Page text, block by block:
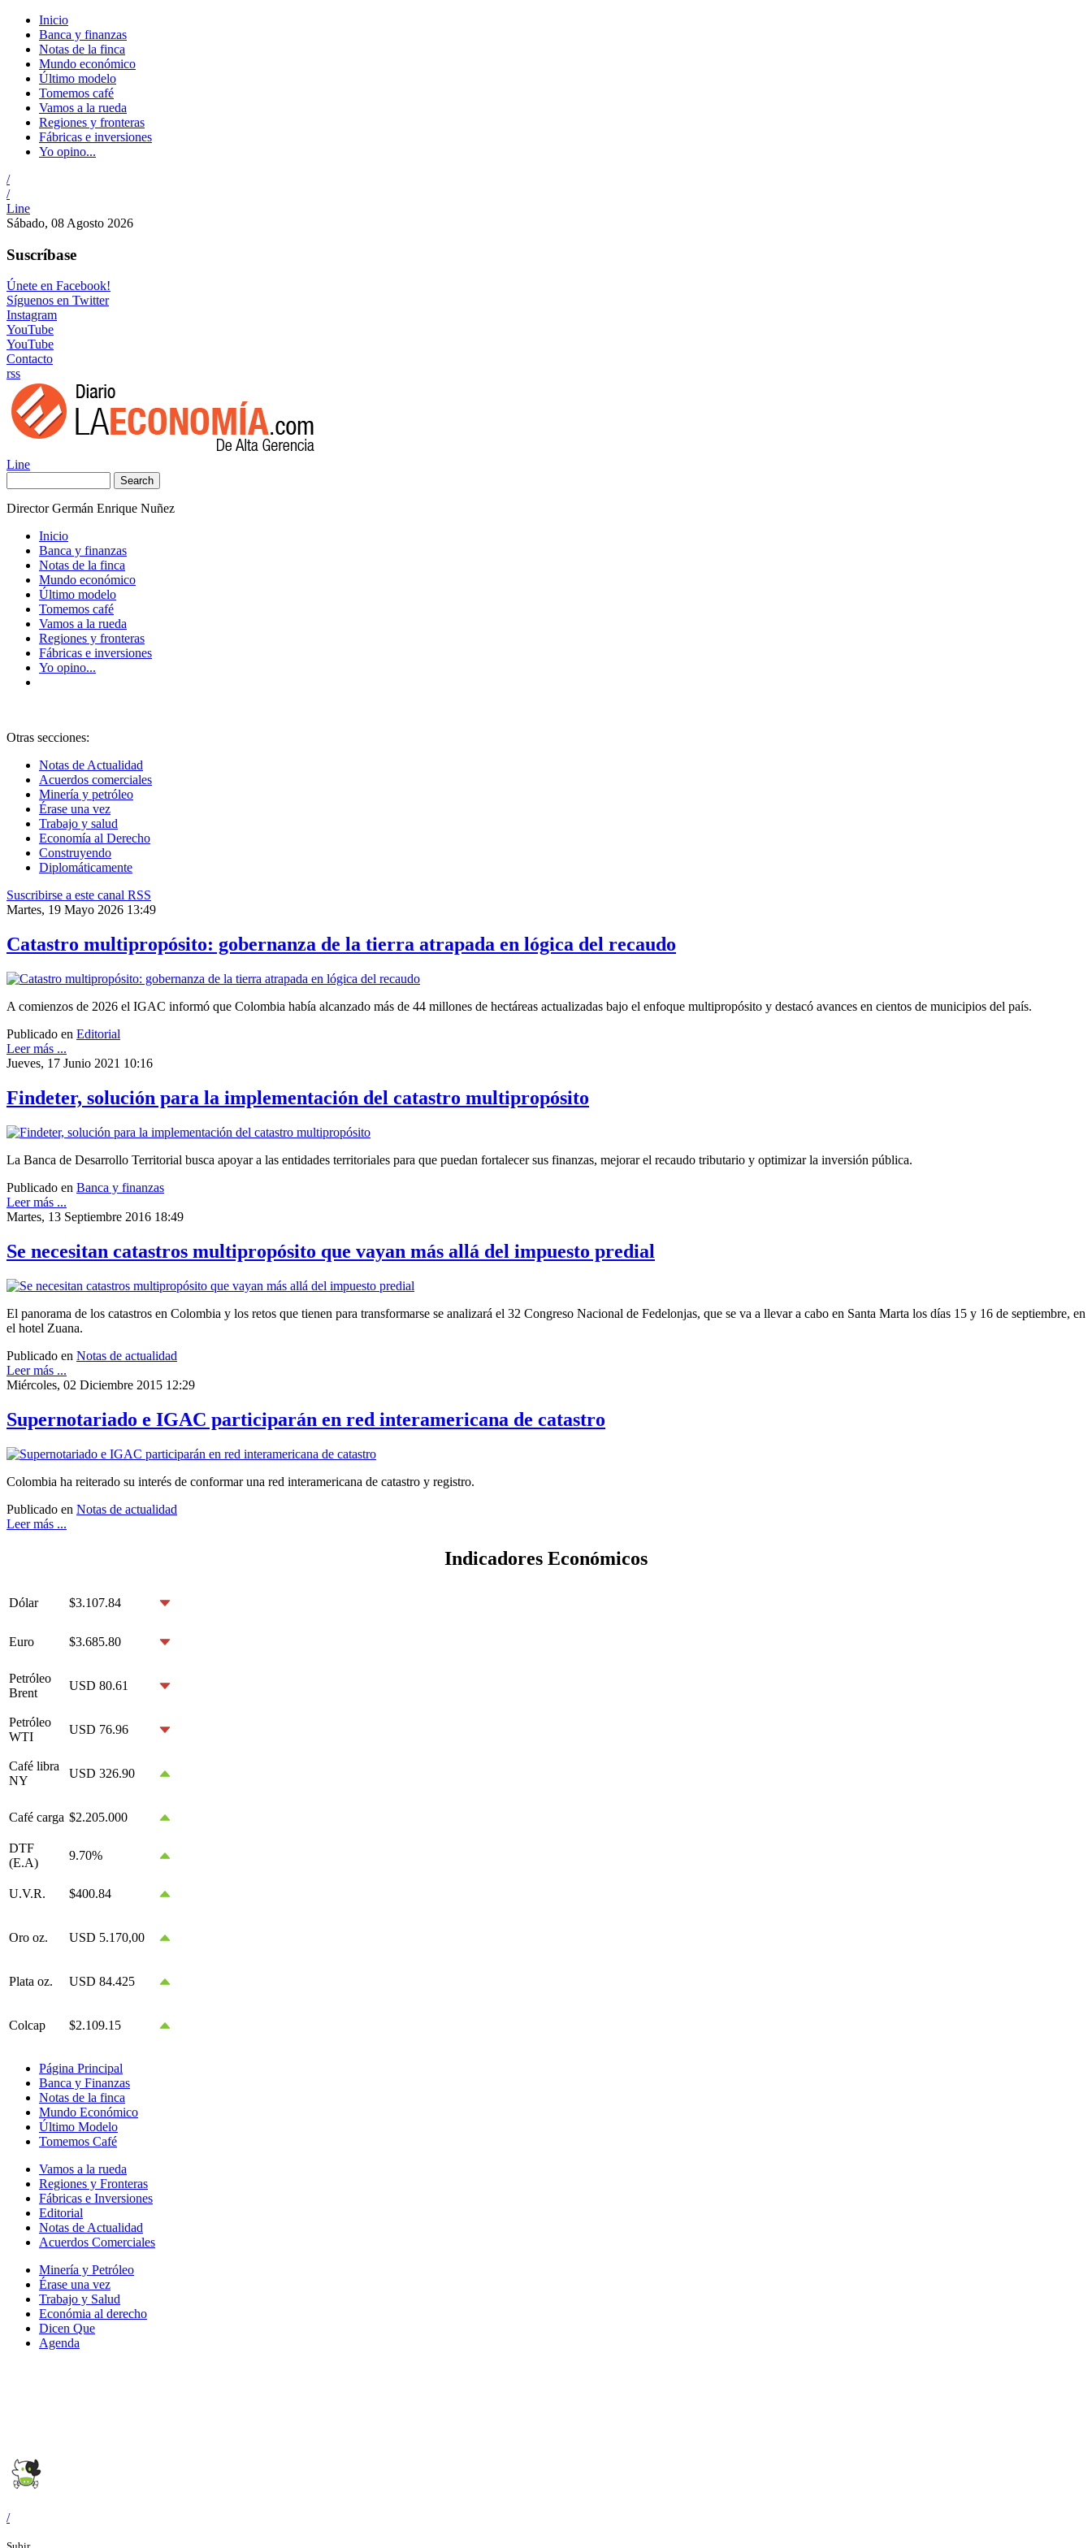
Inicio
Banca y finanzas
Notas de la finca
Mundo económico
Último modelo
Tomemos café
Vamos a la rueda
Regiones y fronteras
Fábricas e inversiones
Yo opino...
/
/
Line
Sábado, 08 Agosto 2026
Suscríbase
Únete en Facebook!
Síguenos en Twitter
Instagram
YouTube
YouTube
Contacto
rss
Line
Search
Director Germán Enrique Nuñez
Inicio
Banca y finanzas
Notas de la finca
Mundo económico
Último modelo
Tomemos café
Vamos a la rueda
Regiones y fronteras
Fábricas e inversiones
Yo opino...
Otras secciones:
Notas de Actualidad
Acuerdos comerciales
Minería y petróleo
Érase una vez
Trabajo y salud
Economía al Derecho
Construyendo
Diplomáticamente
Suscribirse a este canal RSS
Martes, 19 Mayo 2026 13:49
Catastro multipropósito: gobernanza de la tierra atrapada en lógica del recaudo
A comienzos de 2026 el IGAC informó que Colombia había alcanzado más de 44 millones de hectáreas actualizadas bajo el enfoque multipropósito y destacó avances en cientos de municipios del país.
Publicado en Editorial
Leer más ...
Jueves, 17 Junio 2021 10:16
Findeter, solución para la implementación del catastro multipropósito
La Banca de Desarrollo Territorial busca apoyar a las entidades territoriales para que puedan fortalecer sus finanzas, mejorar el recaudo tributario y optimizar la inversión pública.
Publicado en Banca y finanzas
Leer más ...
Martes, 13 Septiembre 2016 18:49
Se necesitan catastros multipropósito que vayan más allá del impuesto predial
El panorama de los catastros en Colombia y los retos que tienen para transformarse se analizará el 32 Congreso Nacional de Fedelonjas, que se va a llevar a cabo en Santa Marta los días 15 y 16 de septiembre, en
el hotel Zuana.
Publicado en Notas de actualidad
Leer más ...
Miércoles, 02 Diciembre 2015 12:29
Supernotariado e IGAC participarán en red interamericana de catastro
Colombia ha reiterado su interés de conformar una red interamericana de catastro y registro.
Publicado en Notas de actualidad
Leer más ...
Indicadores Económicos
Dólar $3.107.84
Euro $3.685.80
Petróleo
Brent
USD 80.61
Petróleo
WTI
USD 76.96
Café libra
NY
USD 326.90
Café carga $2.205.000
DTF
(E.A)
9.70%
U.V.R. $400.84
Oro oz. USD 5.170,00
Plata oz. USD 84.425
Colcap $2.109.15
Página Principal
Banca y Finanzas
Notas de la finca
Mundo Económico
Último Modelo
Tomemos Café
Vamos a la rueda
Regiones y Fronteras
Fábricas e Inversiones
Editorial
Notas de Actualidad
Acuerdos Comerciales
Minería y Petróleo
Érase una vez
Trabajo y Salud
Económia al derecho
Dicen Que
Agenda
/